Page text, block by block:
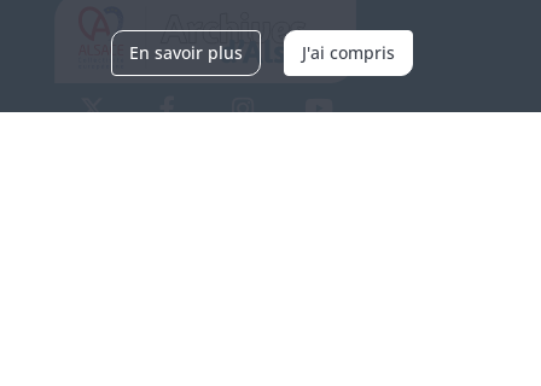
En savoir plus J'ai compris